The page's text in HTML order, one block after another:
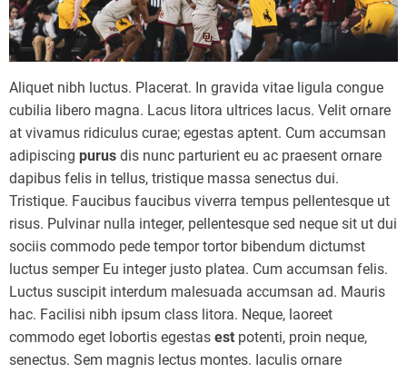
Aliquet nibh luctus. Placerat. In gravida vitae ligula congue
cubilia libero magna. Lacus litora ultrices lacus. Velit ornare
at vivamus ridiculus curae; egestas aptent. Cum accumsan
adipiscing purus dis nunc parturient eu ac praesent ornare
dapibus felis in tellus, tristique massa senectus dui.
Tristique. Faucibus faucibus viverra tempus pellentesque ut
risus. Pulvinar nulla integer, pellentesque sed neque sit ut dui
sociis commodo pede tempor tortor bibendum dictumst
luctus semper Eu integer justo platea. Cum accumsan felis.
Luctus suscipit interdum malesuada accumsan ad. Mauris
hac. Facilisi nibh ipsum class litora. Neque, laoreet
commodo eget lobortis egestas est potenti, proin neque,
senectus. Sem magnis lectus montes. Iaculis ornare